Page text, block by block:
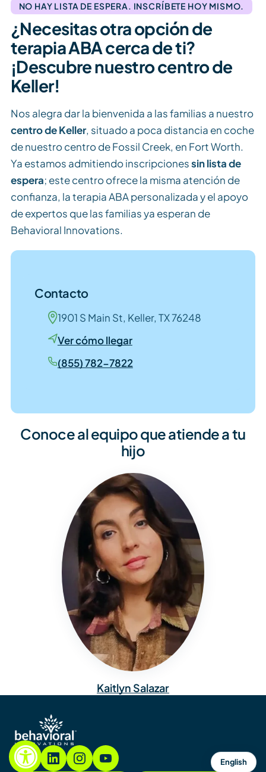
NO HAY LISTA DE ESPERA. INSCRÍBETE HOY MISMO.
¿Necesitas otra opción de
terapia ABA cerca de ti?
¡Descubre nuestro centro de
Keller!
Nos alegra dar la bienvenida a las familias a nuestro
centro de Keller, situado a poca distancia en coche
de nuestro centro de Fossil Creek, en Fort Worth.
Ya estamos admitiendo inscripcionessin lista de
espera; este centro ofrece la misma atención de
confianza, la terapia ABA personalizada y el apoyo
de expertos que las familias ya esperan de
Behavioral Innovations.
Contacto
1901 S Main St, Keller, TX 76248
Ver cómo llegar
(855) 782-7822
Conoce al equipo que atiende a tu
hijo
Kaitlyn Salazar
English